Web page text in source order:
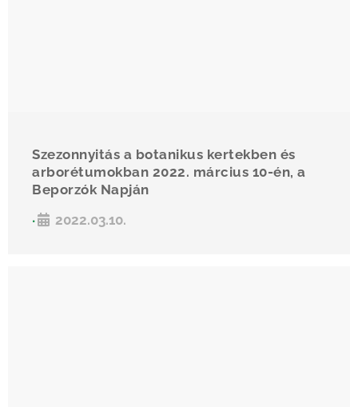
Szezonnyitás a botanikus kertekben és
arborétumokban 2022. március 10-én, a
Beporzók Napján
• 2022.03.10.